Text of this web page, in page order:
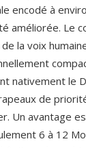
encodé à
améliorée. Le
la voix
nativement le
de
Un avantage
6 à 12